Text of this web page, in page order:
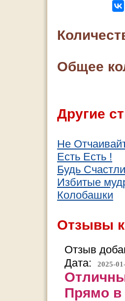
Общее
Другие
Не
Есть Есть !
Будь
Избитые
Колобашки
Отзывы
Отзыв
Дата:
2025-
Прямо в